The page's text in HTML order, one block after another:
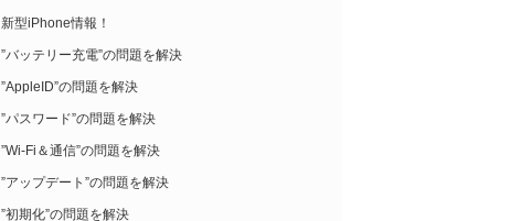
新型iPhone情報！
”バッテリー充電”の問題を解決
”AppleID”の問題を解決
”パスワード”の問題を解決
”Wi-Fi＆通信”の問題を解決
”アップデート”の問題を解決
”初期化”の問題を解決